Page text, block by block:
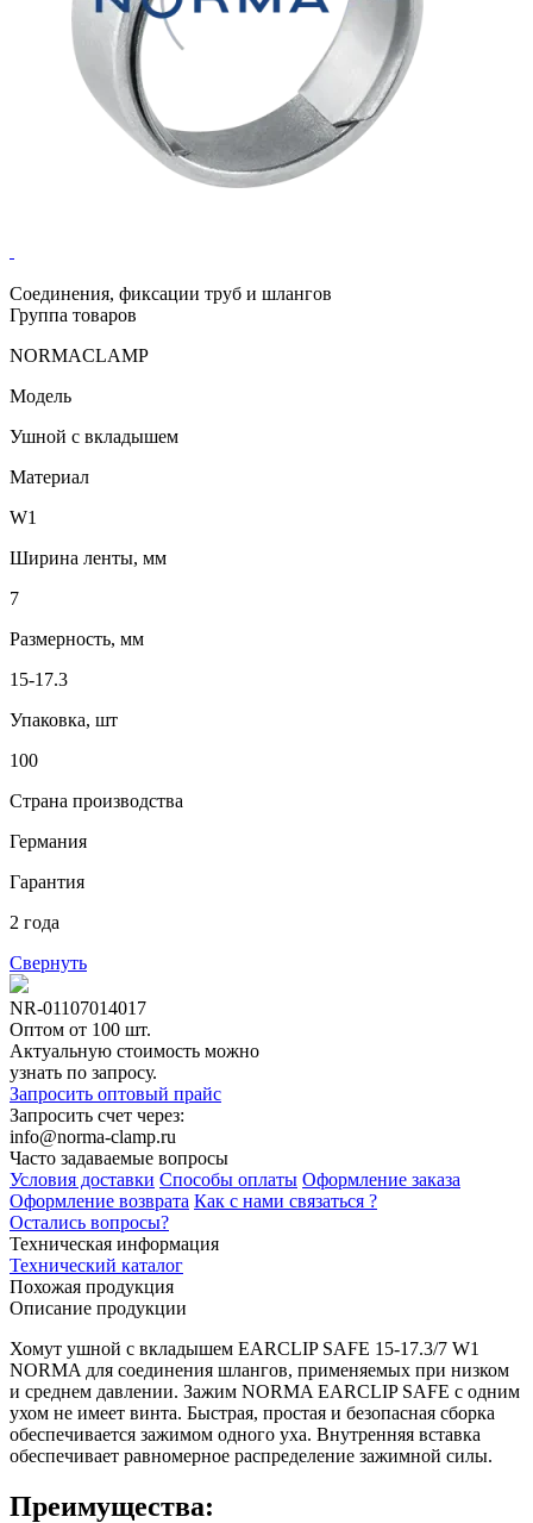
Соединения, фиксации труб и шлангов
Группа товаров
NORMACLAMP
Модель
Ушной с вкладышем
Материал
W1
Ширина ленты, мм
7
Размерность, мм
15-17.3
Упаковка, шт
100
Страна производства
Германия
Гарантия
2 года
Свернуть
NR-01107014017
Оптом от 100 шт.
Актуальную стоимость можно
узнать по запросу.
Запросить оптовый прайс
Запросить счет через:
info@norma-clamp.ru
Часто задаваемые вопросы
Условия доставки Способы оплаты Оформление заказа
Оформление возврата Как с нами связаться ?
Остались вопросы?
Техническая информация
Технический каталог
Похожая продукция
Описание продукции
Хомут ушной с вкладышем EARCLIP SAFE 15-17.3/7 W1
NORMA для соединения шлангов, применяемых при низком
и среднем давлении. Зажим NORMA EARCLIP SAFE с одним
ухом не имеет винта. Быстрая, простая и безопасная сборка
обеспечивается зажимом одного уха. Внутренняя вставка
обеспечивает равномерное распределение зажимной силы.
Преимущества: